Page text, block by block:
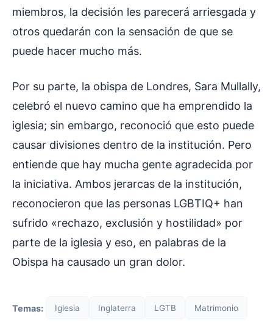
miembros, la decisión les parecerá arriesgada y
otros quedarán con la sensación de que se
puede hacer mucho más.
Por su parte, la obispa de Londres, Sara Mullally,
celebró el nuevo camino que ha emprendido la
iglesia; sin embargo, reconoció que esto puede
causar divisiones dentro de la institución. Pero
entiende que hay mucha gente agradecida por
la iniciativa. Ambos jerarcas de la institución,
reconocieron que las personas LGBTIQ+ han
sufrido «rechazo, exclusión y hostilidad» por
parte de la iglesia y eso, en palabras de la
Obispa ha causado un gran dolor.
Temas: Iglesia Inglaterra LGTB Matrimonio